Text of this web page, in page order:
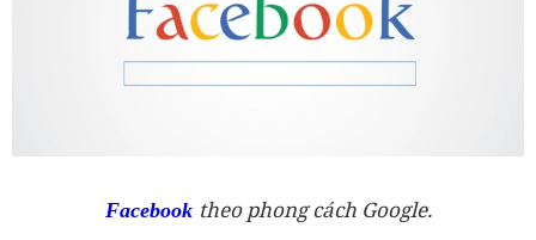
Facebook theo phong cách Google.